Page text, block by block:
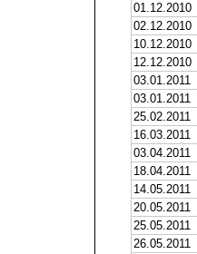
01.12.2010
02.12.2010
10.12.2010
12.12.2010
03.01.2011
03.01.2011
25.02.2011
16.03.2011
03.04.2011
18.04.2011
14.05.2011
20.05.2011
25.05.2011
26.05.2011